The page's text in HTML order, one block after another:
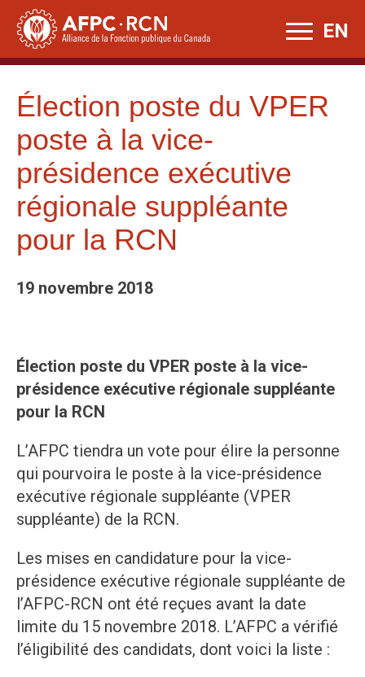
Skip
content
EN
Élection poste du VPER
poste à la vice-
présidence exécutive
régionale suppléante
pour la RCN
19 novembre 2018
Élection poste du VPER poste à la vice-
présidence exécutive régionale suppléante
pour la RCN
L’AFPC tiendra un vote pour élire la personne
qui pourvoira le poste à la vice-présidence
exécutive régionale suppléante (VPER
suppléante) de la RCN.
Les mises en candidature pour la vice-
présidence exécutive régionale suppléante de
l’AFPC-RCN ont été reçues avant la date
limite du 15 novembre 2018. L’AFPC a vérifié
l’éligibilité des candidats, dont voici la liste :